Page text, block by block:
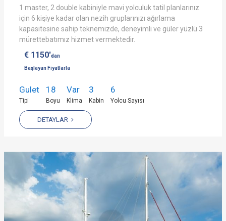
1 master, 2 double kabiniyle mavi yolculuk tatil planlarınız
için 6 kişiye kadar olan nezih gruplarınızı ağırlama
kapasitesine sahip teknemizde, deneyimli ve güler yüzlü 3
mürettebatımız hizmet vermektedir.
€ 1150'dan
Başlayan Fiyatlarla
Gulet
Tipi
18
Boyu
Var
Klima
3
Kabin
6
Yolcu Sayısı
DETAYLAR